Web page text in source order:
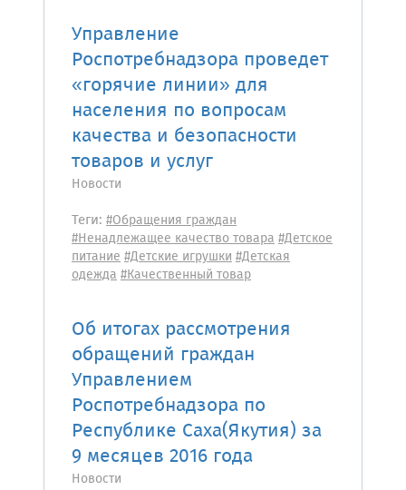
Управление
Роспотребнадзора проведет
«горячие линии» для
населения по вопросам
качества и безопасности
товаров и услуг
Новости
Теги: #Обращения граждан
#Ненадлежащее качество товара#Детское
питание#Детские игрушки#Детская
одежда#Качественный товар
Об итогах рассмотрения
обращений граждан
Управлением
Роспотребнадзора по
Республике Саха(Якутия) за
9 месяцев 2016 года
Новости